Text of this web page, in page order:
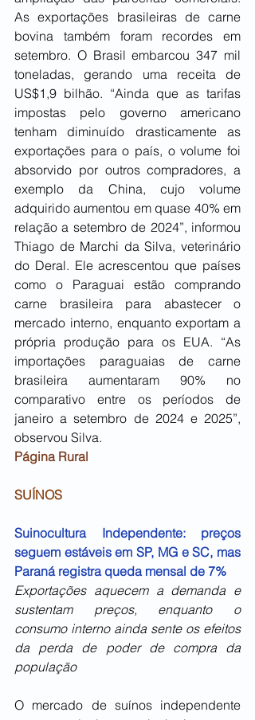
As exportações brasileiras de carne
bovina também foram recordes em
setembro. O Brasil embarcou 347 mil
toneladas, gerando uma receita de
US$1,9 bilhão. “Ainda que as tarifas
impostas pelo governo americano
tenham diminuído drasticamente as
exportações para o país, o volume foi
absorvido por outros compradores, a
exemplo da China, cujo volume
adquirido aumentou em quase 40% em
relação a setembro de 2024”, informou
Thiago de Marchi da Silva, veterinário
do Deral. Ele acrescentou que países
como o Paraguai estão comprando
carne brasileira para abastecer o
mercado interno, enquanto exportam a
própria produção para os EUA. “As
importações paraguaias de carne
brasileira aumentaram 90% no
comparativo entre os períodos de
janeiro a setembro de 2024 e 2025”,
observou Silva.
Página Rural
SUÍNOS
Suinocultura Independente: preços
seguem estáveis em SP, MG e SC, mas
Paraná registra queda mensal de 7%
Exportações aquecem a demanda e
sustentam preços, enquanto o
consumo interno ainda sente os efeitos
da perda de poder de compra da
população
O mercado de suínos independente